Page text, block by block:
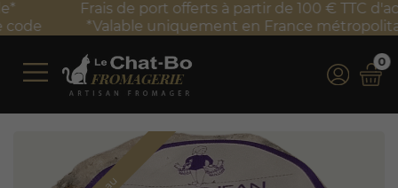
Frais de port offerts à partir de 100 € TTC d'achat*
*Valable uniquement en France métropolitaine
0